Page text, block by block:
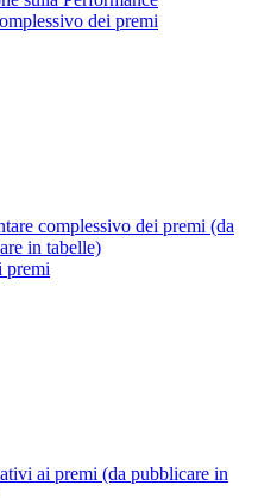
dei premi
complessivo dei premi (da
in tabelle)
premi
ai premi (da pubblicare in